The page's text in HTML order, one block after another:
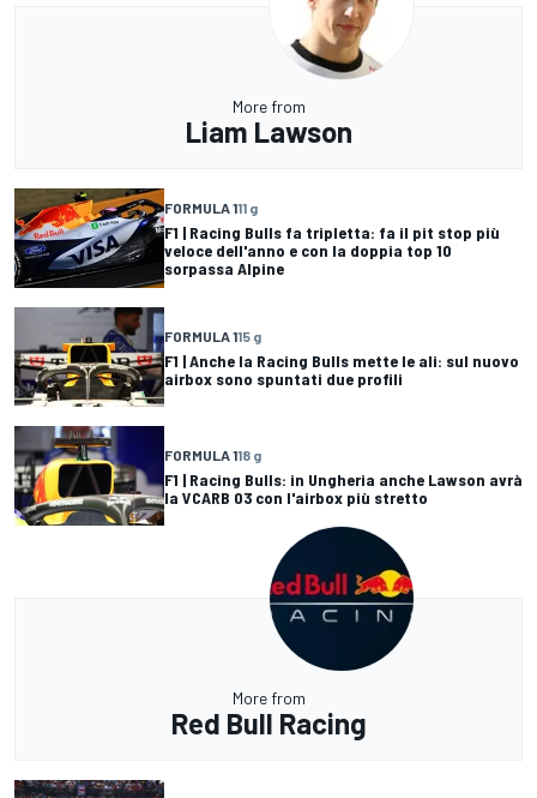
More from
Liam Lawson
FORMULA 111 g
F1 | Racing Bulls fa tripletta: fa il pit stop più
veloce dell'anno e con la doppia top 10
sorpassa Alpine
FORMULA 115 g
F1 | Anche la Racing Bulls mette le ali: sul nuovo
airbox sono spuntati due profili
FORMULA 118 g
F1 | Racing Bulls: in Ungheria anche Lawson avrà
la VCARB 03 con l'airbox più stretto
More from
Red Bull Racing